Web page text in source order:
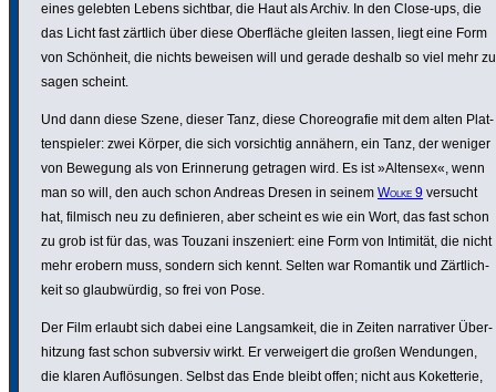
eines gelebten Lebens sichtbar, die Haut als Archiv. In den Close-ups, die
das Licht fast zärtlich über diese Ober­fläche gleiten lassen, liegt eine Form
von Schönheit, die nichts beweisen will und gerade deshalb so viel mehr zu
sagen scheint.
Und dann diese Szene, dieser Tanz, diese Choreo­grafie mit dem alten Plat­
ten­spieler: zwei Körper, die sich vorsichtig annähern, ein Tanz, der weniger
von Bewegung als von Erin­ne­rung getragen wird. Es ist »Altensex«, wenn
man so will, den auch schon Andreas Dresen in seinem Wolke 9 versucht
hat, filmisch neu zu defi­nieren, aber scheint es wie ein Wort, das fast schon
zu grob ist für das, was Touzani insze­niert: eine Form von Intimität, die nicht
mehr erobern muss, sondern sich kennt. Selten war Romantik und Zärt­lich­
keit so glaub­würdig, so frei von Pose.
Der Film erlaubt sich dabei eine Lang­sam­keit, die in Zeiten narra­tiver Über­
hit­zung fast schon subversiv wirkt. Er verwei­gert die großen Wendungen,
die klaren Auflö­sungen. Selbst das Ende bleibt offen; nicht aus Koket­terie,